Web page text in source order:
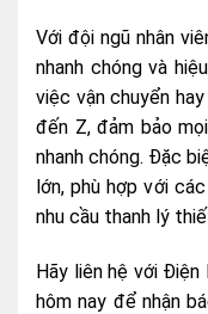
Với đội ngũ nhân
nhanh chóng và
việc vận chuyển
đến Z, đảm bảo
nhanh chóng. Đặc
lớn, phù hợp với
nhu cầu thanh lý
Hãy liên hệ với Điện
hôm nay để nhận